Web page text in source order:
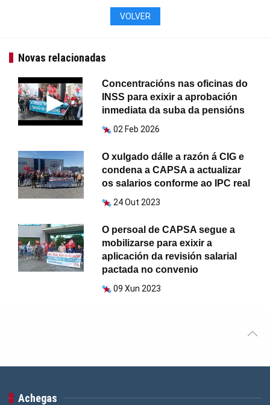
VOLVER
Novas relacionadas
Concentracións nas oficinas do
INSS para exixir a aprobación
inmediata da suba da pensións
02 Feb 2026
O xulgado dálle a razón á CIG e
condena a CAPSA a actualizar
os salarios conforme ao IPC real
24 Out 2023
O persoal de CAPSA segue a
mobilizarse para exixir a
aplicación da revisión salarial
pactada no convenio
09 Xun 2023
Achegas